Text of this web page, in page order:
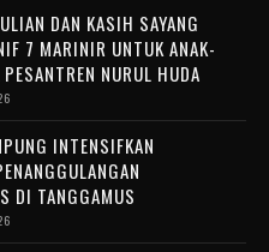
DAN KASIH SAYANG
7 MARINIR UNTUK ANAK-
NURUL HUDA
INTENSIFKAN
DI TANGGAMUS